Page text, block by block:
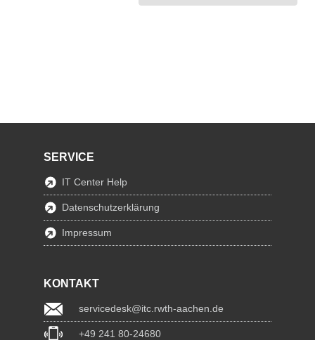
SERVICE
IT Center Help
Datenschutzerklärung
Impressum
KONTAKT
servicedesk@itc.rwth-aachen.de
+49 241 80-24680